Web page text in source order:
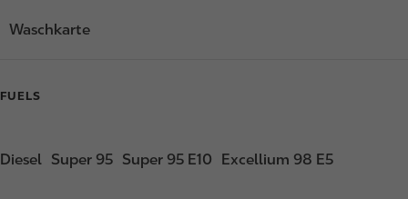
Waschkarte
FUELS
Diesel Super 95 Super 95 E10 Excellium 98 E5